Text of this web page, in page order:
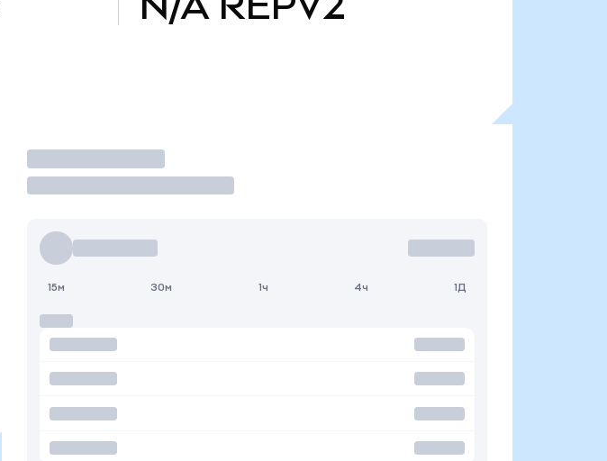
Торговать
15м 30м 1ч 4ч 1Д